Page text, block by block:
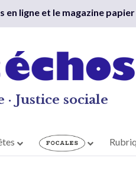
ligne et le magazine papier
Justice sociale